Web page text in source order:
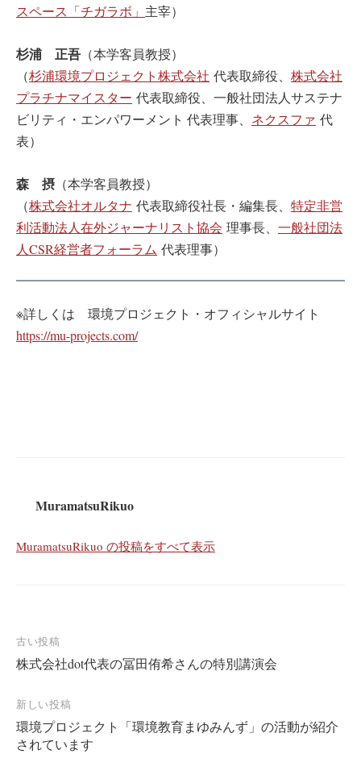
スペース「チガラボ」 主宰）
杉浦 正吾 （本学客員教授）
（杉浦環境プロジェクト株式会社 代表取締役、 株式会社
プラチナマイスター 代表取締役、一般社団法人サステナ
ビリティ・エンパワーメント 代表理事、 ネクスファ 代
表）
森 摂 （本学客員教授）
（株式会社オルタナ 代表取締役社長・編集長、 特定非営
利活動法人在外ジャーナリスト協会 理事長、 一般社団法
人CSR経営者フォーラム 代表理事）
※詳しくは 環境プロジェクト・オフィシャルサイト
https://mu-projects.com/
MuramatsuRikuo
MuramatsuRikuo の投稿をすべて表示
投
稿
ナ
ビ
ゲ
古い投稿
株式会社dot代表の冨田侑希さんの特別講演会
新しい投稿
環境プロジェクト「環境教育まゆみんず」の活動が紹介
されています